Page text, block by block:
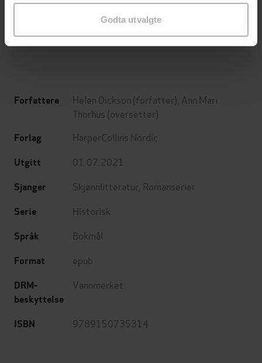
Godta utvalgte
En lykkelig familie
Stian Hjelvin Andersen
EBOK
Et rikt menneske
EBOK
Forfattere Helen Dickson (forfatter), Ann Mari
Thorhus (oversetter)
Forlag HarperCollins Nordic
Utgitt 01.07.2021
Sjanger Skjønnlitteratur Romanserier
Serie Historisk
Språk Bokmål
Format epub
DRM-
beskyttelse
Vannmerket
ISBN 9789150735314